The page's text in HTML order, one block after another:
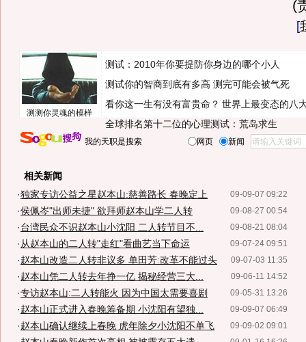
(
[
测测你灵魂的模样
测试：2010年你要提防你身边的哪个小人
测试你的智商到底有多高 测完可能会被气死
看你这一生有没有富贵命？ 世界上最变态的八
全球排名第十二位的心理测试：荒岛求生
我的天职是搜索 网页 新闻
相关新闻
09-09-07 09:22
·独家专访公益之星赵本山:慈善路长 春晚定上
09-08-27 00:54
·侯佩岑"出师未捷" 欲拜师赵本山学二人转
09-08-21 08:04
·台湾民众不识赵本山小沈阳 二人转节目不...
09-07-24 09:51
· 从赵本山的二人转"走红"看曲艺当下命运
09-07-03 11:35
·赵本山改造二人转非议多 单田芳:改革不能过头
09-06-11 14:52
·赵本山凭二人转去年挣一亿 揭秘经营三大...
09-05-31 13:26
·专访赵本山:二人转能火 因为中国太需要喜剧
09-09-07 06:49
·赵本山正式进入春晚筹备期 小沈阳有望独...
09-09-02 09:01
·赵本山确认继续上春晚 虎年除夕小沈阳不单飞